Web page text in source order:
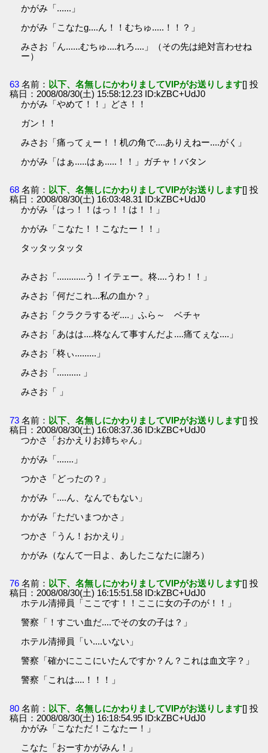
かがみ「......」
かがみ「こなたg....ん！！むちゅ.....！！？」
みさお「ん......むちゅ....れろ....」（その先は絶対言わせね
ー）
63 名前： 以下、名無しにかわりましてVIPがお送りします[] 投
稿日：2008/08/30(土) 15:58:12.23 ID:kZBC+UdJ0
かがみ「やめて！！」どさ！！
ガン！！
みさお「痛ってぇー！！机の角で....ありえねー....がく」
かがみ「はぁ.....はぁ.....！！」ガチャ！バタン
68 名前： 以下、名無しにかわりましてVIPがお送りします[] 投
稿日：2008/08/30(土) 16:03:48.31 ID:kZBC+UdJ0
かがみ「はっ！！はっ！！は！！」
かがみ「こなた！！こなたー！！」
タッタッタッタ
みさお「............う！イテェー。柊....うわ！！」
みさお「何だこれ...私の血か？」
みさお「クラクラするぞ....」ふら～ ベチャ
みさお「あはは....柊なんて事すんだよ....痛てぇな....」
みさお「柊ぃ.........」
みさお「.......... 」
みさお「 」
73 名前： 以下、名無しにかわりましてVIPがお送りします[] 投
稿日：2008/08/30(土) 16:08:37.36 ID:kZBC+UdJ0
つかさ「おかえりお姉ちゃん」
かがみ「.......」
つかさ「どったの？」
かがみ「....ん、なんでもない」
かがみ「ただいまつかさ」
つかさ「うん！おかえり」
かがみ（なんて一日よ、あしたこなたに謝ろ）
76 名前： 以下、名無しにかわりましてVIPがお送りします[] 投
稿日：2008/08/30(土) 16:15:51.58 ID:kZBC+UdJ0
ホテル清掃員「ここです！！ここに女の子のが！！」
警察「！すごい血だ....でその女の子は？」
ホテル清掃員「い....いない」
警察「確かにここにいたんですか？ん？これは血文字？」
警察「これは....！！！」
80 名前： 以下、名無しにかわりましてVIPがお送りします[] 投
稿日：2008/08/30(土) 16:18:54.95 ID:kZBC+UdJ0
かがみ「こなただ！こなたー！」
こなた「おーすかがみん！」